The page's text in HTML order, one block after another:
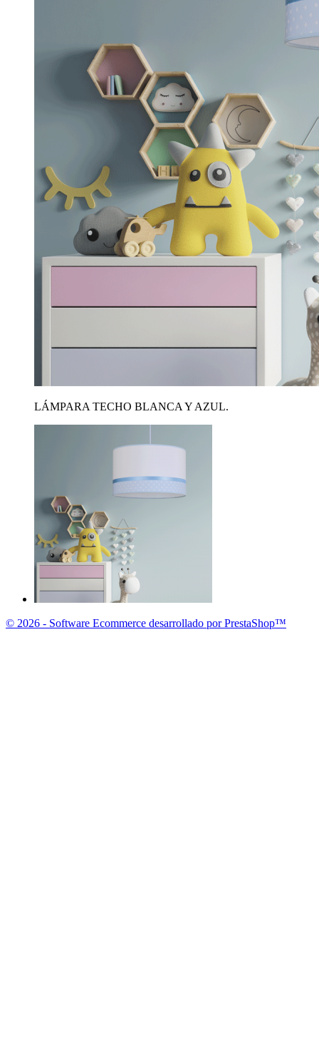
LÁMPARA TECHO BLANCA Y AZUL.
© 2026 - Software Ecommerce desarrollado por PrestaShop™